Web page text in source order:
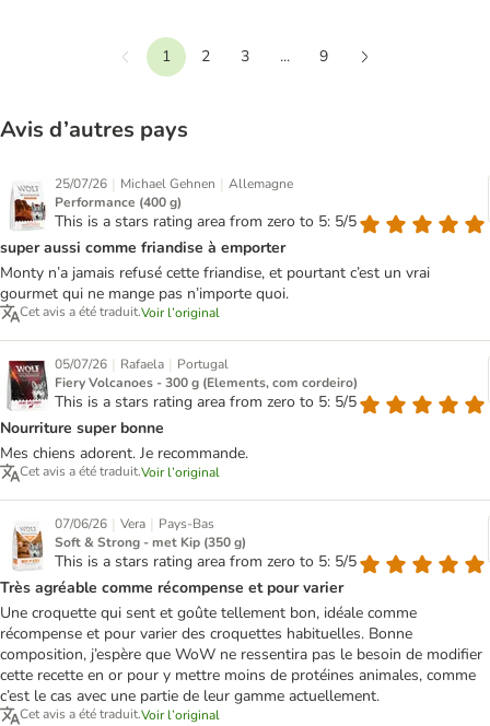
Précédent
1 2 3 ...
9
Avis d’autres pays
25/07/26 | Michael Gehnen | Allemagne
Performance (400 g)
This is a stars rating area from zero to 5: 5/5
super aussi comme friandise à emporter
Monty n’a jamais refusé cette friandise, et pourtant c’est un vrai
gourmet qui ne mange pas n’importe quoi.
Cet avis a été traduit.Voir l’original
05/07/26 | Rafaela | Portugal
Fiery Volcanoes - 300 g (Elements, com cordeiro)
This is a stars rating area from zero to 5: 5/5
Nourriture super bonne
Mes chiens adorent. Je recommande.
Cet avis a été traduit.Voir l’original
07/06/26 | Vera | Pays-Bas
Soft & Strong - met Kip (350 g)
This is a stars rating area from zero to 5: 5/5
Très agréable comme récompense et pour varier
Une croquette qui sent et goûte tellement bon, idéale comme
récompense et pour varier des croquettes habituelles. Bonne
composition, j’espère que WoW ne ressentira pas le besoin de modifier
cette recette en or pour y mettre moins de protéines animales, comme
c’est le cas avec une partie de leur gamme actuellement.
Cet avis a été traduit.Voir l’original